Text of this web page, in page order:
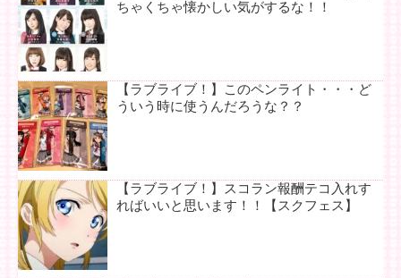
ちゃくちゃ懐かしい気がするな！！
【ラブライブ！】このペンライト・・・ど
ういう時に使うんだろうな？？
【ラブライブ！】スコラン報酬テコ入れす
ればいいと思います！！【スクフェス】